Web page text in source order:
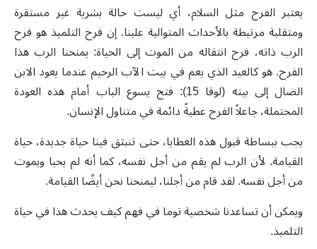
يعتبر الفرح مثل السلام، أي ليست حالة بشرية غير مستقرة
ومتقلبة مرتبطة بالأحداث المتوالية علينا. إن فرح التلميذ هو فرح
الرب ذاته، فرح انتقاله من الموت إلى الحياة: يمنحنا الرب هذا
الفرح. هو كالعيد الذي يعم في بيت الآب الرحيم عندما يعود الابن
الضال إلى بيته (لوقا 15): فتح يسوع الباب أمام هذه العودة
المحتملة، جاعلاً الفرح عطيةً دائمة في متناول الإنسان.
يجب ببساطة قبول هذه العطايا، حتى تنبثق فينا حياة جديدة، حياة
القيامة. لأن الرب لم يقم من أجل نفسه، كما أنه لم يحيا ويموت
من أجل نفسه. لقد قام من أجلنا، ليمنحنا نحن أيضًا القيامة.
ويمكن أن تساعدنا شخصية توما في فهم كيف يحدث هذا في حياة
التلميذ.